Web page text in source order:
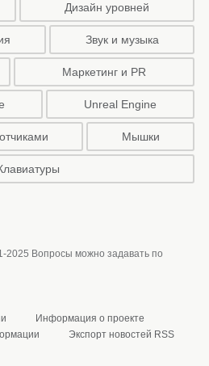
Дизайн уровней
Звук и музыка
Маркетинг и PR
Unreal Engine
Мышки
2025 Вопросы можно задавать по
Информация о проекте
Экспорт новостей RSS